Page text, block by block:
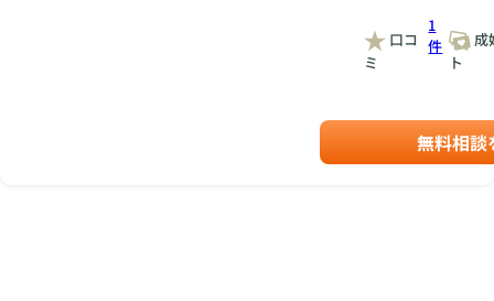
口コ
ミ
1
件
成
ト
無料相談